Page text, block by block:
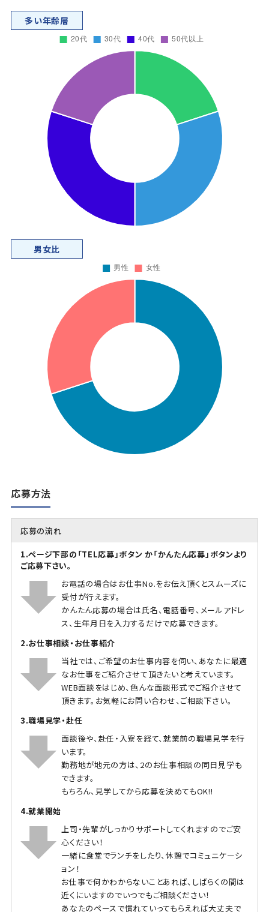
多い年齢層
男女比
応募方法
応募の流れ
1.ページ下部の「TEL応募」ボタン か「かんたん応募」ボタンより
ご応募下さい。
お電話の場合はお仕事No.をお伝え頂くとスムーズに
受付が行えます。
かんたん応募の場合は氏名、電話番号、メールアドレ
ス、生年月日を入力するだけで応募できます。
2.お仕事相談・お仕事紹介
当社では、ご希望のお仕事内容を伺い、あなたに最適
なお仕事をご紹介させて頂きたいと考えています。
WEB面談をはじめ、色んな面談形式でご紹介させて
頂きます。お気軽にお問い合わせ、ご相談下さい。
3.職場見学・赴任
面談後や、赴任・入寮を経て、就業前の職場見学を行
います。
勤務地が地元の方は、2のお仕事相談の同日見学も
できます。
もちろん、見学してから応募を決めてもOK!!
4.就業開始
上司・先輩がしっかりサポートしてくれますのでご安
心ください！
一緒に食堂でランチをしたり、休憩でコミュニケーシ
ョン！
お仕事で何かわからないことあれば、しばらくの間は
近くにいますのでいつでもご相談ください！
あなたのペースで慣れていってもらえれば大丈夫で